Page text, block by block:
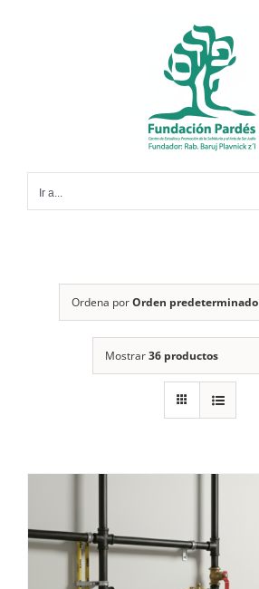
Ir a...
Ordena porOrden predeterminado
Mostrar36 productos